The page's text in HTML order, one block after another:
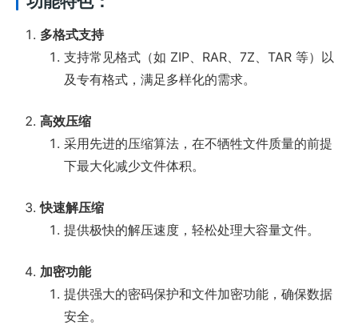
多格式支持
支持常见格式（如 ZIP、RAR、7Z、TAR 等）以
及专有格式，满足多样化的需求。
高效压缩
采用先进的压缩算法，在不牺牲文件质量的前提
下最大化减少文件体积。
快速解压缩
提供极快的解压速度，轻松处理大容量文件。
加密功能
提供强大的密码保护和文件加密功能，确保数据
安全。